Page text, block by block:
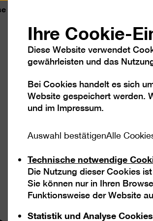
Besuch Ausstellungen
Ihre Cookie-
Diese Website verwendet
gewährleisten und das
Bei Cookies handelt es sich
Website gespeichert werden.
und im Impressum.
Auswahl bestätigenAlle
Technische notwendige
Die Nutzung dieser Cookies
Sie können nur in Ihren
Funktionsweise der Website
Statistik und Analyse Cookies